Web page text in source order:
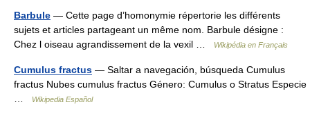
Barbule — Cette page d’homonymie répertorie les différents
sujets et articles partageant un même nom. Barbule désigne :
Chez l oiseau agrandissement de la vexil …
Wikipédia en Français
Cumulus fractus — Saltar a navegación, búsqueda Cumulus
fractus Nubes cumulus fractus Género: Cumulus o Stratus Especie
Wikipedia Español